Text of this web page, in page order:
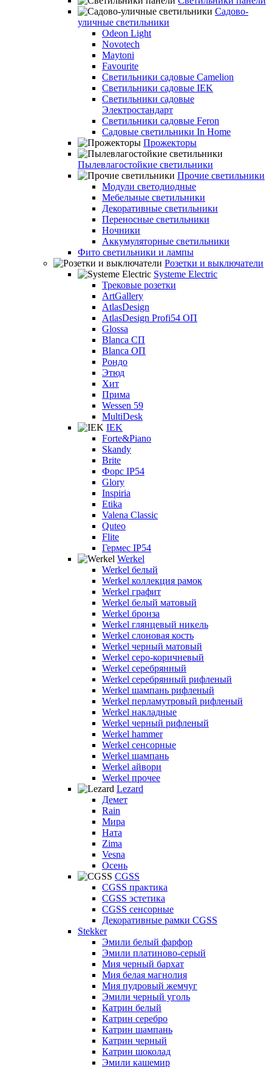
Садово-
уличные светильники
Odeon Light
Novotech
Maytoni
Favourite
Светильники садовые Camelion
Светильники садовые IEK
Светильники садовые
Электростандарт
Светильники садовые Feron
Садовые светильники In Home
Прожекторы
Пылевлагостойкие светильники
Прочие светильники
Модули светодиодные
Мебельные светильники
Декоративные светильники
Переносные светильники
Ночники
Аккумуляторные светильники
Фито светильники и лампы
Розетки и выключатели
Systeme Electric
Трековые розетки
ArtGallery
AtlasDesign
AtlasDesign Profi54 ОП
Glossa
Blanca СП
Blanca ОП
Рондо
Этюд
Хит
Прима
Wessen 59
MultiDesk
IEK
Forte&Piano
Skandy
Brite
Форс IP54
Glory
Inspiria
Etika
Valena Classic
Quteo
Flite
Гермес IP54
Werkel
Werkel белый
Werkel коллекция рамок
Werkel графит
Werkel белый матовый
Werkel бронза
Werkel глянцевый никель
Werkel слоновая кость
Werkel черный матовый
Werkel серо-коричневый
Werkel серебрянный
Werkel серебрянный рифленый
Werkel шампань рифленый
Werkel перламутровый рифленый
Werkel накладные
Werkel черный рифленый
Werkel hammer
Werkel сенсорные
Werkel шампань
Werkel айвори
Werkel прочее
Lezard
Демет
Rain
Мира
Ната
Zima
Vesna
Осень
CGSS
CGSS практика
CGSS эстетика
CGSS сенсорные
Декоративные рамки CGSS
Stekker
Эмили белый фарфор
Эмили платиново-серый
Мия черный бархат
Мия белая магнолия
Мия пудровый жемчуг
Эмили черный уголь
Катрин белый
Катрин серебро
Катрин шампань
Катрин черный
Катрин шоколад
Эмили кашемир